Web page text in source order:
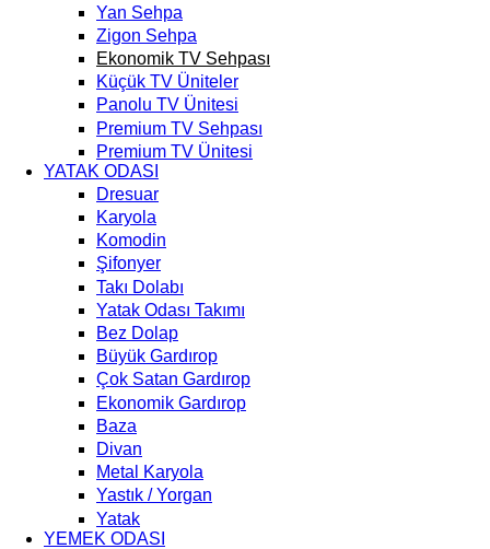
Yan Sehpa
Zigon Sehpa
Ekonomik TV Sehpası
Küçük TV Üniteler
Panolu TV Ünitesi
Premium TV Sehpası
Premium TV Ünitesi
YATAK ODASI
Dresuar
Karyola
Komodin
Şifonyer
Takı Dolabı
Yatak Odası Takımı
Bez Dolap
Büyük Gardırop
Çok Satan Gardırop
Ekonomik Gardırop
Baza
Divan
Metal Karyola
Yastık / Yorgan
Yatak
YEMEK ODASI